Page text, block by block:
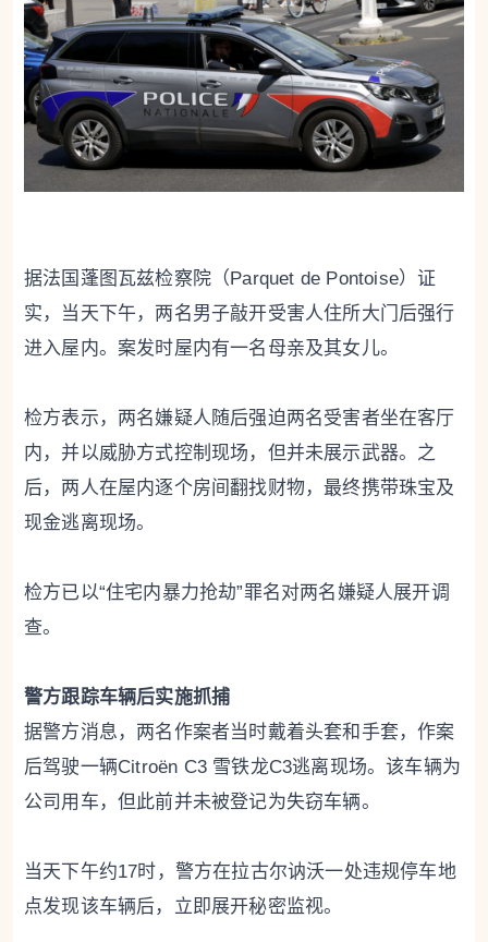
据法国蓬图瓦兹检察院（Parquet de Pontoise）证
实，当天下午，两名男子敲开受害人住所大门后强行
进入屋内。案发时屋内有一名母亲及其女儿。
检方表示，两名嫌疑人随后强迫两名受害者坐在客厅
内，并以威胁方式控制现场，但并未展示武器。之
后，两人在屋内逐个房间翻找财物，最终携带珠宝及
现金逃离现场。
检方已以“住宅内暴力抢劫”罪名对两名嫌疑人展开调
查。
警方跟踪车辆后实施抓捕
据警方消息，两名作案者当时戴着头套和手套，作案
后驾驶一辆Citroën C3 雪铁龙C3逃离现场。该车辆为
公司用车，但此前并未被登记为失窃车辆。
当天下午约17时，警方在拉古尔讷沃一处违规停车地
点发现该车辆后，立即展开秘密监视。